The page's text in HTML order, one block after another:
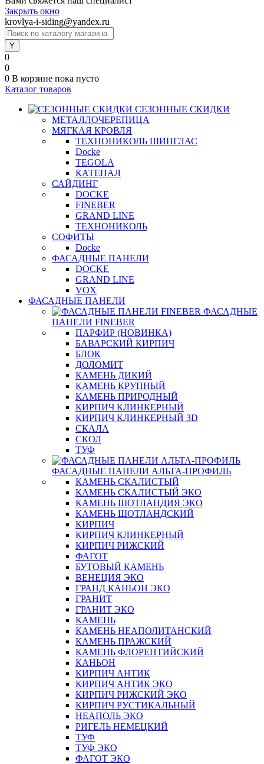
Закрыть окно
krovlya-i-siding@yandex.ru
0
0
0 В корзине пока пусто
Каталог товаров
СЕЗОННЫЕ СКИДКИ
МЕТАЛЛОЧЕРЕПИЦА
МЯГКАЯ КРОВЛЯ
ТЕХНОНИКОЛЬ ШИНГЛАС
Docke
TEGOLA
КАТЕПАЛ
САЙДИНГ
DOCKE
FINEBER
GRAND LINE
ТЕХНОНИКОЛЬ
СОФИТЫ
Docke
ФАСАДНЫЕ ПАНЕЛИ
DOCKE
GRAND LINE
VOX
ФАСАДНЫЕ ПАНЕЛИ
ФАСАДНЫЕ
ПАНЕЛИ FINEBER
ПАРФИР (НОВИНКА)
БАВАРСКИЙ КИРПИЧ
БЛОК
ДОЛОМИТ
КАМЕНЬ ДИКИЙ
КАМЕНЬ КРУПНЫЙ
КАМЕНЬ ПРИРОДНЫЙ
КИРПИЧ КЛИНКЕРНЫЙ
КИРПИЧ КЛИНКЕРНЫЙ 3D
СКАЛА
СКОЛ
ТУФ
ФАСАДНЫЕ ПАНЕЛИ АЛЬТА-ПРОФИЛЬ
КАМЕНЬ СКАЛИСТЫЙ
КАМЕНЬ СКАЛИСТЫЙ ЭКО
КАМЕНЬ ШОТЛАНДИЯ ЭКО
КАМЕНЬ ШОТЛАНДСКИЙ
КИРПИЧ
КИРПИЧ КЛИНКЕРНЫЙ
КИРПИЧ РИЖСКИЙ
ФАГОТ
БУТОВЫЙ КАМЕНЬ
ВЕНЕЦИЯ ЭКО
ГРАНД КАНЬОН ЭКО
ГРАНИТ
ГРАНИТ ЭКО
КАМЕНЬ
КАМЕНЬ НЕАПОЛИТАНСКИЙ
КАМЕНЬ ПРАЖСКИЙ
КАМЕНЬ ФЛОРЕНТИЙСКИЙ
КАНЬОН
КИРПИЧ АНТИК
КИРПИЧ АНТИК ЭКО
КИРПИЧ РИЖСКИЙ ЭКО
КИРПИЧ РУСТИКАЛЬНЫЙ
НЕАПОЛЬ ЭКО
РИГЕЛЬ НЕМЕЦКИЙ
ТУФ
ТУФ ЭКО
ФАГОТ ЭКО